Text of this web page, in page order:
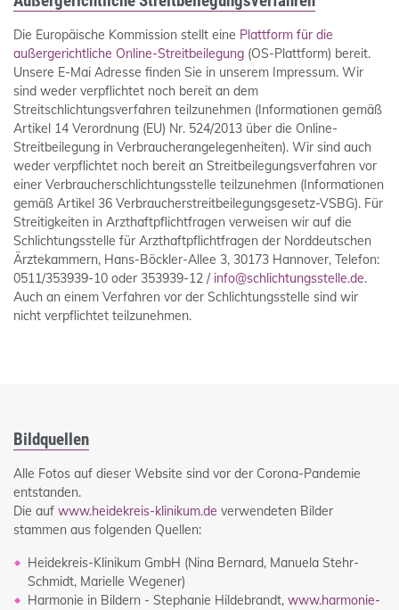
Die Europäische Kommission stellt eine Plattform für die
außergerichtliche Online-Streitbeilegung (OS-Plattform) bereit.
Unsere E-Mai Adresse finden Sie in unserem Impressum. Wir
sind weder verpflichtet noch bereit an dem
Streitschlichtungsverfahren teilzunehmen (Informationen gemäß
Artikel 14 Verordnung (EU) Nr. 524/2013 über die Online-
Streitbeilegung in Verbraucherangelegenheiten). Wir sind auch
weder verpflichtet noch bereit an Streitbeilegungsverfahren vor
einer Verbraucherschlichtungsstelle teilzunehmen (Informationen
gemäß Artikel 36 Verbraucherstreitbeilegungsgesetz-VSBG). Für
Streitigkeiten in Arzthaftpflichtfragen verweisen wir auf die
Schlichtungsstelle für Arzthaftpflichtfragen der Norddeutschen
Ärztekammern, Hans-Böckler-Allee 3, 30173 Hannover, Telefon:
0511/353939-10 oder 353939-12 / info@schlichtungsstelle.de.
Auch an einem Verfahren vor der Schlichtungsstelle sind wir
nicht verpflichtet teilzunehmen.
Bildquellen
Alle Fotos auf dieser Website sind vor der Corona-Pandemie
entstanden.
Die auf www.heidekreis-klinikum.de verwendeten Bilder
stammen aus folgenden Quellen:
Heidekreis-Klinikum GmbH (Nina Bernard, Manuela Stehr-
Schmidt, Marielle Wegener)
Harmonie in Bildern - Stephanie Hildebrandt, www.harmonie-